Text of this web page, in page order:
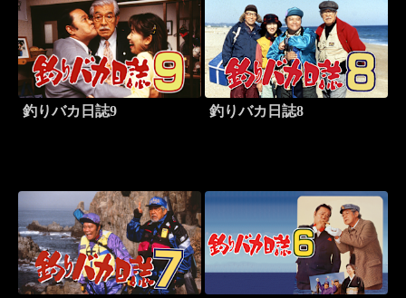
釣りバカ日誌9 釣りバカ日誌8